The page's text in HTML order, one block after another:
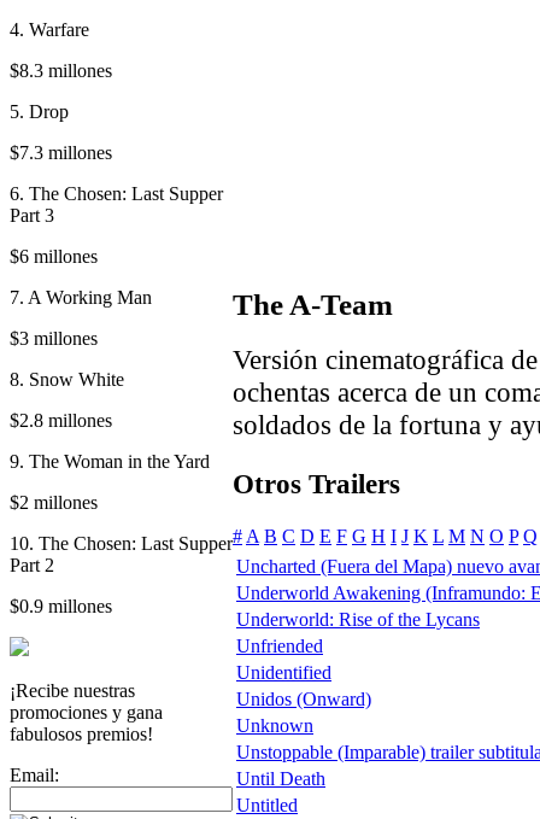
4. Warfare
$8.3 millones
5. Drop
$7.3 millones
6. The Chosen: Last Supper
Part 3
$6 millones
7. A Working Man
$3 millones
8. Snow White
$2.8 millones
9. The Woman in the Yard
$2 millones
10. The Chosen: Last Supper
Part 2
$0.9 millones
¡Recibe nuestras
promociones y gana
fabulosos premios!
Email:
The A-Team
Versión cinematográfica
ochentas acerca de un
soldados de la fortuna y
Otros Trailers
# A B C D E F G H I J K L M N O P Q
Uncharted (Fuera del Mapa) nuevo
Underworld Awakening (Inframundo:
Underworld: Rise of the Lycans
Unfriended
Unidentified
Unidos (Onward)
Unknown
Unstoppable (Imparable) trailer
Until Death
Untitled